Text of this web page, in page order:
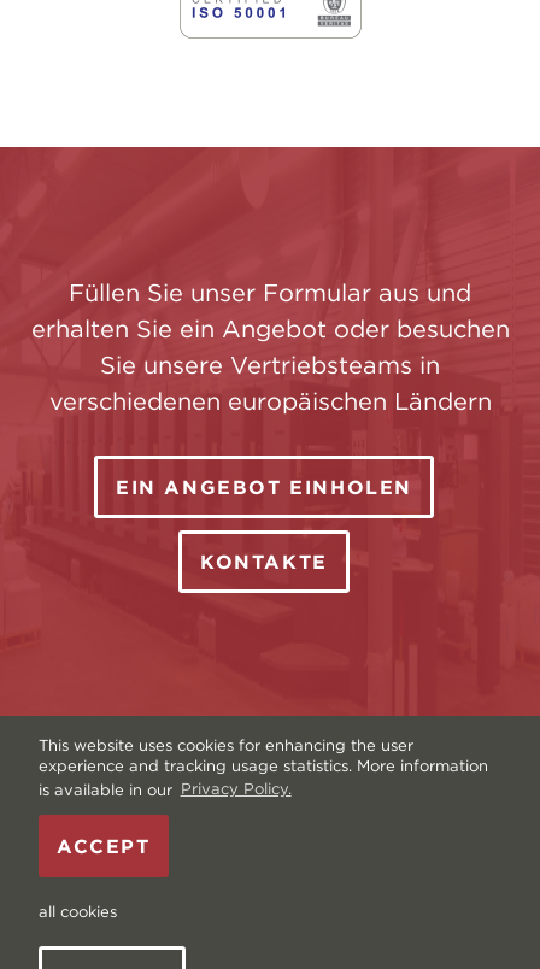
This website uses cookies for enhancing the user
experience and tracking usage statistics. More information
is available in our Privacy Policy.
ACCEPT
all cookies
Füllen Sie unser Formular aus und
erhalten Sie ein Angebot oder besuchen
Sie unsere Vertriebsteams in
verschiedenen europäischen Ländern
EIN ANGEBOT EINHOLEN
KONTAKTE
Urheberrecht © Livonia Print Ltd. 2026 — Website
vonGraftik —
Sitemap